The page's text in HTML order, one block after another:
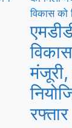
रफ्तार